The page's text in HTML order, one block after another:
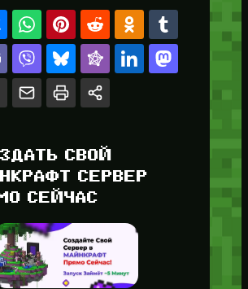
СВОЙ
СЕРВЕР
СЕЙЧАС